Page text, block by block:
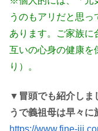
うのもアリだと思
あります。ご家族に
互いの心身の健康を
り）。
▼冒頭でも紹介しま
うで義祖母は早々に
https://www.fine-